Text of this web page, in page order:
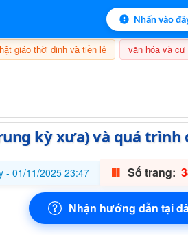
Nhấn vào
giáo thời đinh và tiền lê văn hóa và cư
kỳ xưa) và quá trình
- 01/11/2025 23:47 Số trang:
Nhận hướng dẫn tại